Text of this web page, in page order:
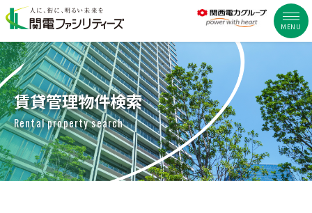
MENU
賃貸管理物件検索
Rental property search